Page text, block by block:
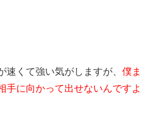
速くて強い気がしますが、 僕ま
手に向かって出せないんですよ